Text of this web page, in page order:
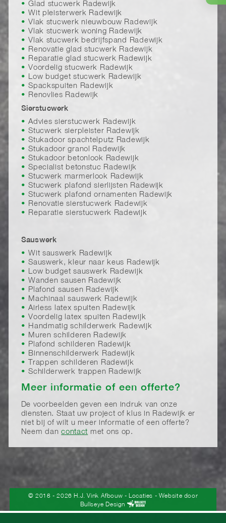
Glad stucwerk Radewijk
Wit pleisterwerk Radewijk
Vlak stucwerk nieuwbouw Radewijk
Vlak stucwerk woning Radewijk
Vlak stucwerk bedrijfspand Radewijk
Renovatie glad stucwerk Radewijk
Reparatie glad stucwerk Radewijk
Voordelig stucwerk Radewijk
Low budget stucwerk Radewijk
Spackspuiten Radewijk
Renovlies Radewijk
Sierstucwerk
Advies sierstucwerk Radewijk
Stucwerk sierpleister Radewijk
Stukadoor spachtelputz Radewijk
Stukadoor granol Radewijk
Stukadoor betonlook Radewijk
Specialist betonstuc Radewijk
Stucwerk marmerlook Radewijk
Stucwerk plafond sierlijsten Radewijk
Stucwerk plafond ornamenten Radewijk
Renovatie sierstucwerk Radewijk
Reparatie sierstucwerk Radewijk
Sauswerk
Wit sauswerk Radewijk
Sauswerk, kleur naar keus Radewijk
Low budget sauswerk Radewijk
Wanden sausen Radewijk
Plafond sausen Radewijk
Machinaal sauswerk Radewijk
Airless latex spuiten Radewijk
Voordelig latex spuiten Radewijk
Handmatig schilderwerk Radewijk
Muren schilderen Radewijk
Plafond schilderen Radewijk
Binnenschilderwerk Radewijk
Trappen schilderen Radewijk
Schilderwerk trappen Radewijk
Meer informatie of een offerte?
De voorbeelden geven een indruk van onze
diensten. Staat uw project of klus in Radewijk er
niet bij of wilt u meer informatie of een offerte?
Neem dancontact met ons op.
© 2018 - 2026 H.J. Vink Afbouw - Locaties - Website door
Bullseye Design